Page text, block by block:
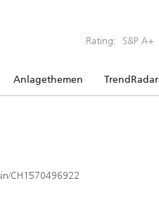
Rating: S&P A+
Anlagethemen TrendRadar
CH1570496922